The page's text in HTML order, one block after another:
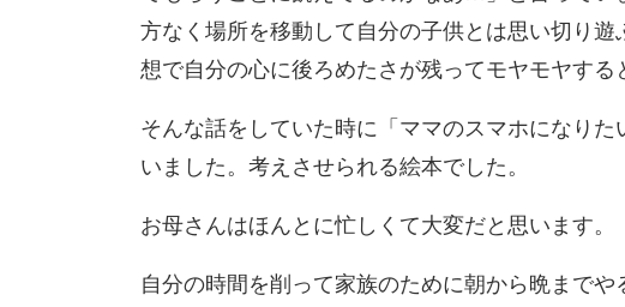
方な く場所を移動して自分の子供とは思い切り
想で自分の心に後ろめたさが残ってモヤモヤする
そんな話をしていた時に「 ママのスマホになりた
いました。考えさせられる絵本でした。
お母さんはほんとに忙しくて大変だと思います。
自分の時間を削って家族のために朝から晩まで